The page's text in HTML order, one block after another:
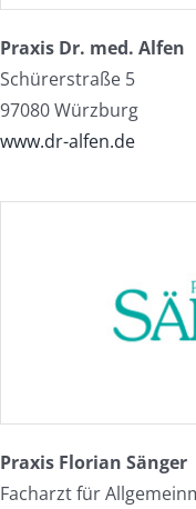
Praxis Dr. med. Alfen
Schürerstraße 5
97080 Würzburg
www.dr-alfen.de
Praxis Florian Sänger
Facharzt für